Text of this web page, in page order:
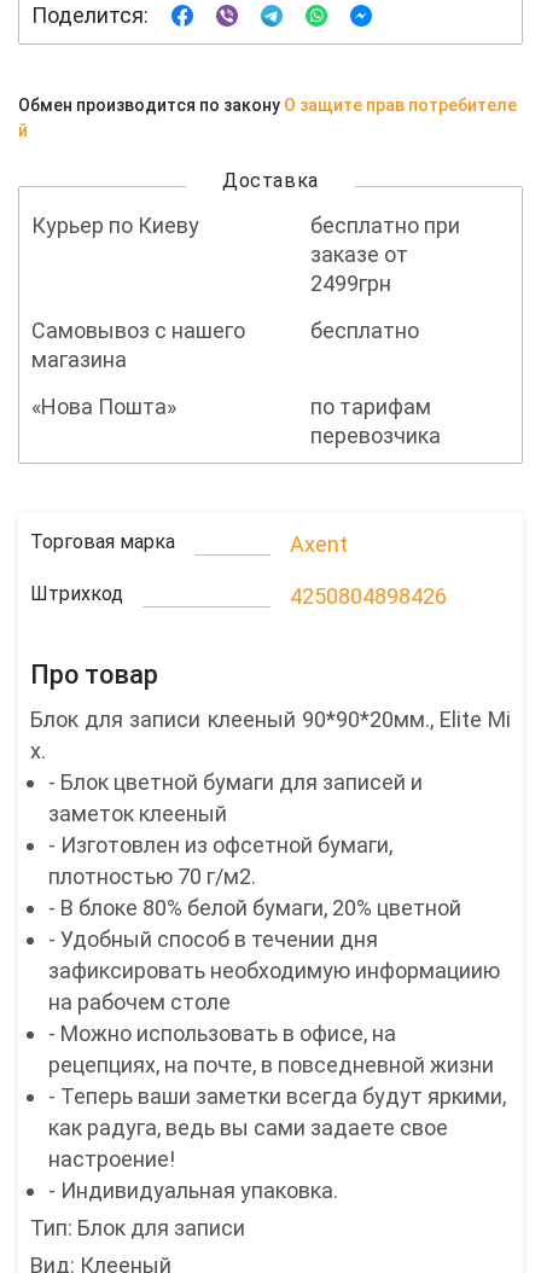
Поделится:
Обмен производится по закону О защите прав потребителе
й
Доставка
Курьер по Киеву
бесплатно при
заказе от
2499грн
Самовывоз с нашего
магазина
бесплатно
«Нова Пошта»
по тарифам
перевозчика
Торговая марка Axent
Штрихкод 4250804898426
Про товар
Блок для записи клееный 90*90*20мм., Elite Mi
x.
- Блок цветной бумаги для записей и
заметок клееный
- Изготовлен из офсетной бумаги,
плотностью 70 г/м2.
- В блоке 80% белой бумаги, 20% цветной
- Удобный способ в течении дня
зафиксировать необходимую информациию
на рабочем столе
- Можно использовать в офисе, на
рецепциях, на почте, в повседневной жизни
- Теперь ваши заметки всегда будут яркими,
как радуга, ведь вы сами задаете свое
настроение!
- Индивидуальная упаковка.
Тип: Блок для записи
Вид: Клееный